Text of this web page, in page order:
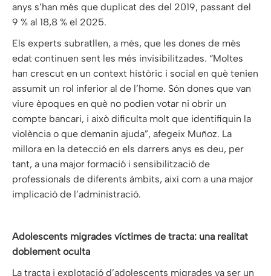
anys s’han més que duplicat des del 2019, passant del
9 % al 18,8 % el 2025.
Els experts subratllen, a més, que les dones de més
edat continuen sent les més invisibilitzades. “Moltes
han crescut en un context històric i social en què tenien
assumit un rol inferior al de l’home. Són dones que van
viure èpoques en què no podien votar ni obrir un
compte bancari, i això dificulta molt que identifiquin la
violència o que demanin ajuda”, afegeix Muñoz. La
millora en la detecció en els darrers anys es deu, per
tant, a una major formació i sensibilització de
professionals de diferents àmbits, així com a una major
implicació de l’administració.
Adolescents migrades víctimes de tracta: una realitat
doblement oculta
La tracta i explotació d’adolescents migrades va ser un